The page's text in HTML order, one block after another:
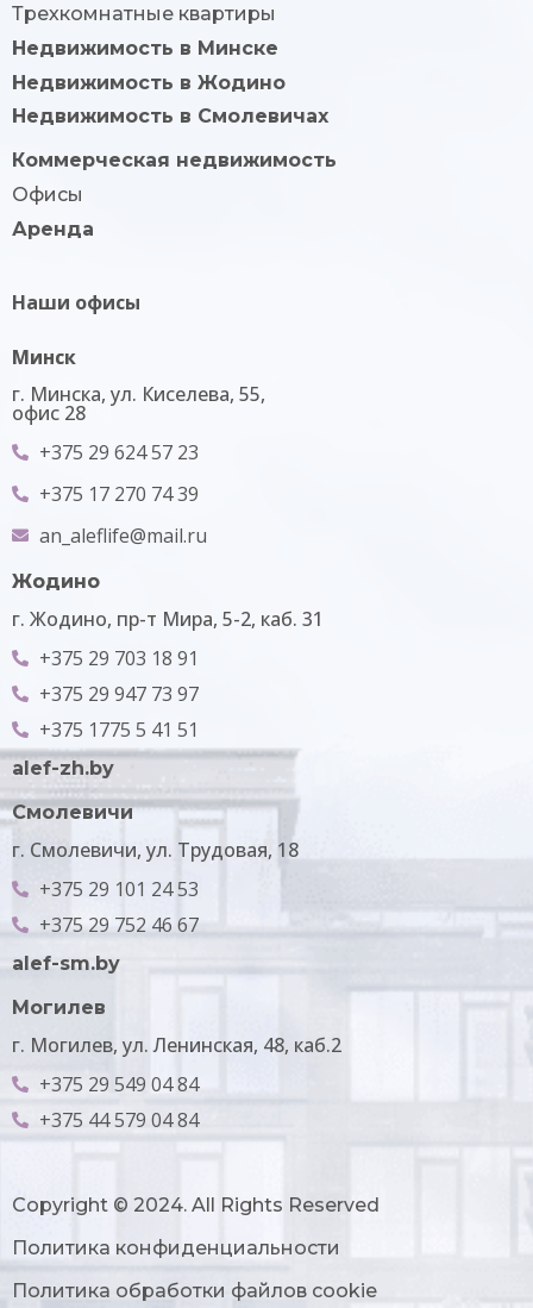
Трехкомнатные квартиры
Недвижимость в Минске
Недвижимость в Жодино
Недвижимость в Смолевичах
Коммерческая недвижимость
Офисы
Аренда
Наши офисы
Минск
г. Минска, ул. Киселева, 55,
офис 28
+375 29 624 57 23
+375 17 270 74 39
an_aleflife@mail.ru
Жодино
г. Жодино, пр-т Мира, 5-2, каб. 31
+375 29 703 18 91
+375 29 947 73 97
+375 1775 5 41 51
alef-zh.by
Смолевичи
г. Смолевичи, ул. Трудовая, 18
+375 29 101 24 53
+375 29 752 46 67
alef-sm.by
Могилев
г. Могилев, ул. Ленинская, 48, каб.2​
+375 29 549 04 84
+375 44 579 04 84
Copyright © 2024. All Rights Reserved
Политика конфиденциальности
Политика обработки файлов cookie